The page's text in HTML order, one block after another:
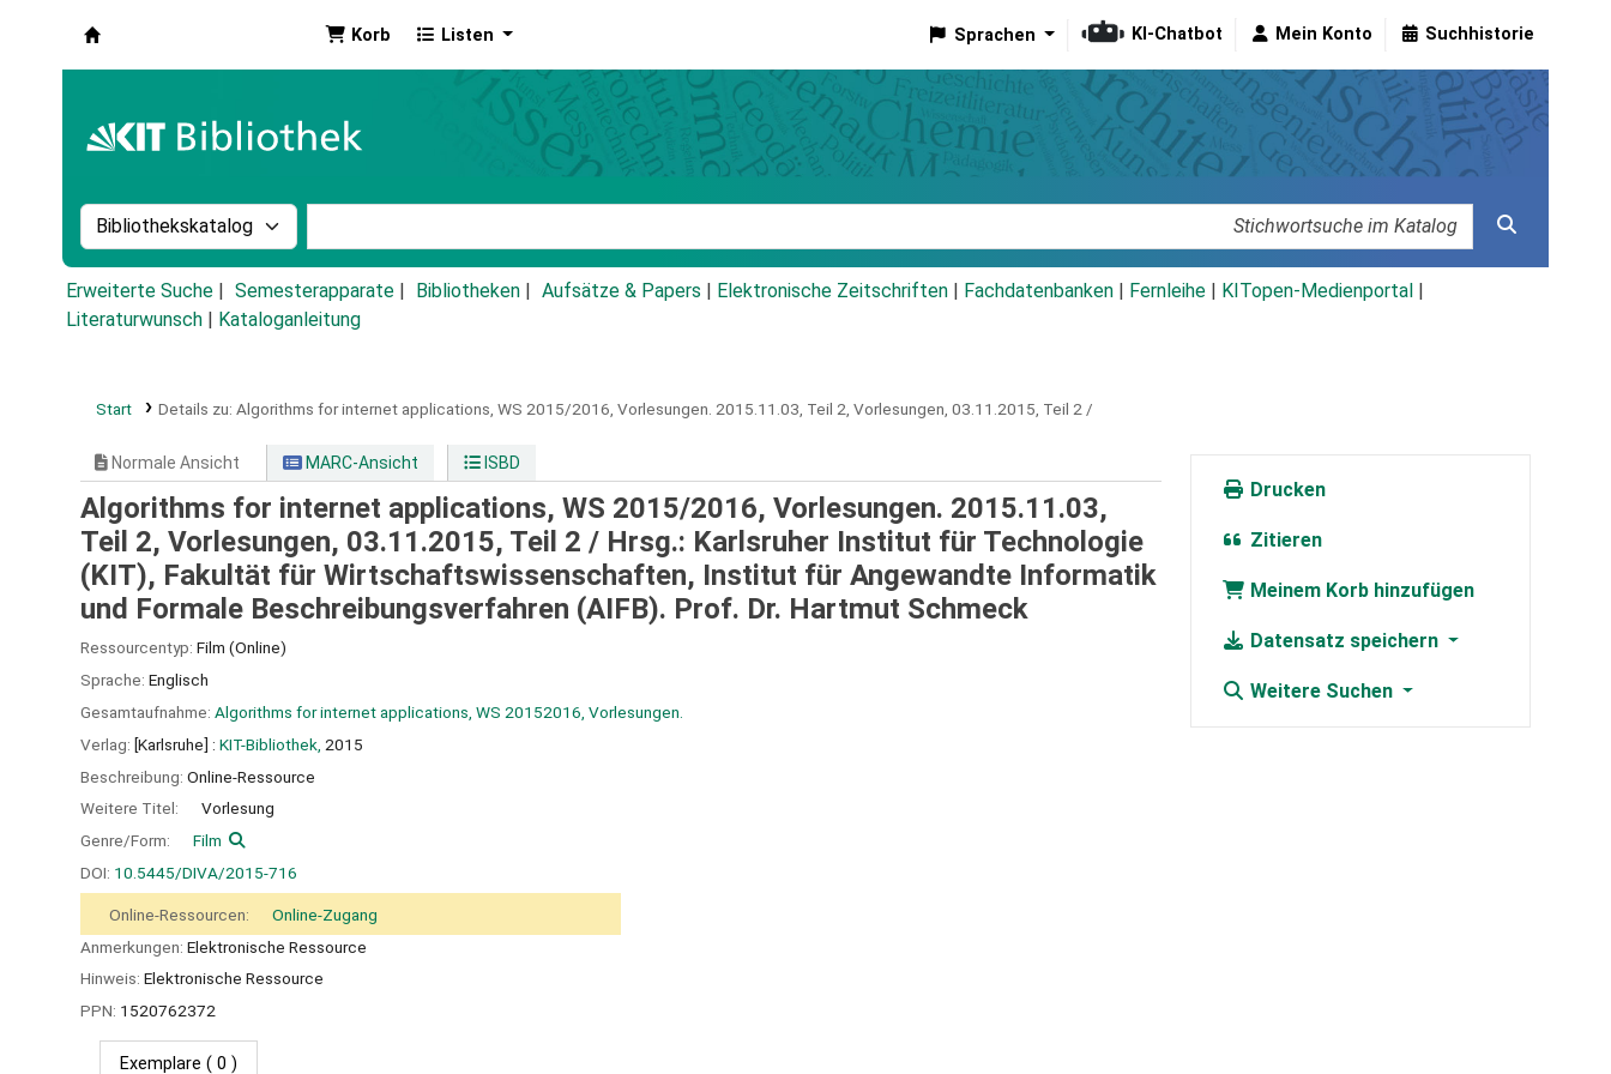
Korb Listen Sprachen KI-Chatbot Mein Konto Suchhistorie
Suche im Katalog nach:
Erweiterte Suche Semesterapparate Bibliotheken Aufsätze & Papers Elektronische Zeitschriften Fachdatenbanken Fernleihe KITopen-Medienportal
Literaturwunsch
Kataloganleitung
Start Details zu: Algorithms for internet applications, WS 2015/2016, Vorlesungen. 2015.11.03, Teil 2, Vorlesungen, 03.11.2015, Teil 2 /
Normale Ansicht MARC-Ansicht ISBD
Algorithms for internet applications, WS 2015/2016, Vorlesungen. 2015.11.03,
Teil 2, Vorlesungen, 03.11.2015, Teil 2 / Hrsg.: Karlsruher Institut für Technologie
(KIT), Fakultät für Wirtschaftswissenschaften, Institut für Angewandte Informatik
und Formale Beschreibungsverfahren (AIFB). Prof. Dr. Hartmut Schmeck
Ressourcentyp: Film (Online)
Sprache: Englisch
Gesamtaufnahme: Algorithms for internet applications, WS 20152016, Vorlesungen.
Verlag: [Karlsruhe] : KIT-Bibliothek, 2015
Beschreibung: Online-Ressource
Weitere Titel:
Vorlesung
Genre/Form:
Film
DOI: 10.5445/DIVA/2015-716
Online-Ressourcen:
Online-Zugang
Anmerkungen: Elektronische Ressource
Hinweis: Elektronische Ressource
PPN: 1520762372
Exemplare ( 0 )
Drucken
Zitieren
Meinem Korb hinzufügen
Datensatz speichern
Weitere Suchen